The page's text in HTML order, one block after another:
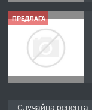
ПРЕДЛАГА
Случайна рецепта